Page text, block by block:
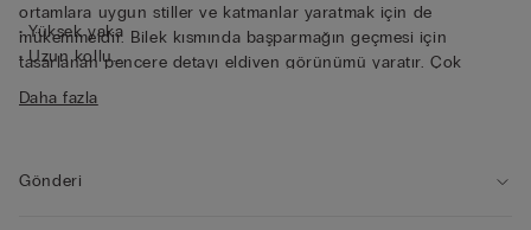
ortamlara uygun stiller ve katmanlar yaratmak için de
mükemmeldir. Bilek kısmında başparmağın geçmesi için
tasarlanan pencere detayı eldiven görünümü yaratır. Çok
yumuşak, saran ve rahat kumaş.
• Yüksek yaka
• Uzun kollu
• %100 pamuk ağ
• Modelin boyu 175 cm, giydiği beden S
Daha fazla
Gönderi